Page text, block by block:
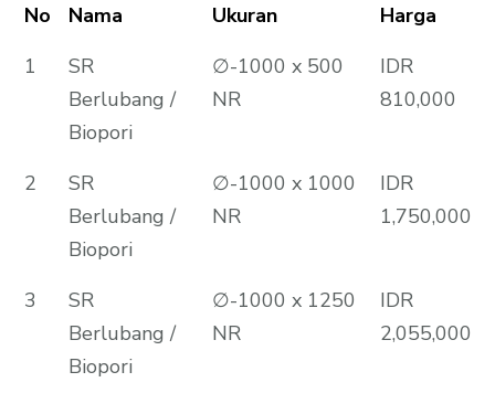
No Nama Ukuran
Harga
1
SR
Berlubang /
Biopori
∅-1000 x 500
NR
IDR
810,000
2
SR
Berlubang /
Biopori
∅-1000 x 1000
NR
IDR
1,750,000
3
SR
Berlubang /
Biopori
∅-1000 x 1250
NR
IDR
2,055,000